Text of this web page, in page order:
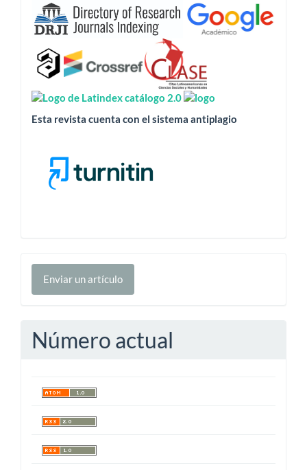
indizada
en:
Esta revista cuenta con el sistema antiplagio
Enviar
unEnviar un artículo
Número actual